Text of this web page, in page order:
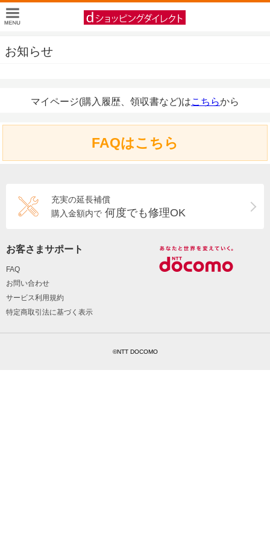
お知らせ
マイページ(購入履歴、領収書など)はこちらから
FAQはこちら
充実の延長補償
購入金額内で 何度でも修理OK
お客さまサポート
FAQ
お問い合わせ
サービス利用規約
特定商取引法に基づく表示
©NTT DOCOMO